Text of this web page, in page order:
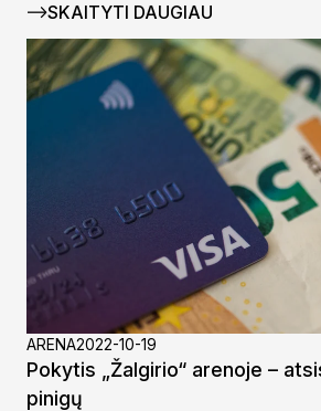
SKAITYTI DAUGIAU
ARENA2022-10-19
Pokytis „Žalgirio“ arenoje –
pinigų